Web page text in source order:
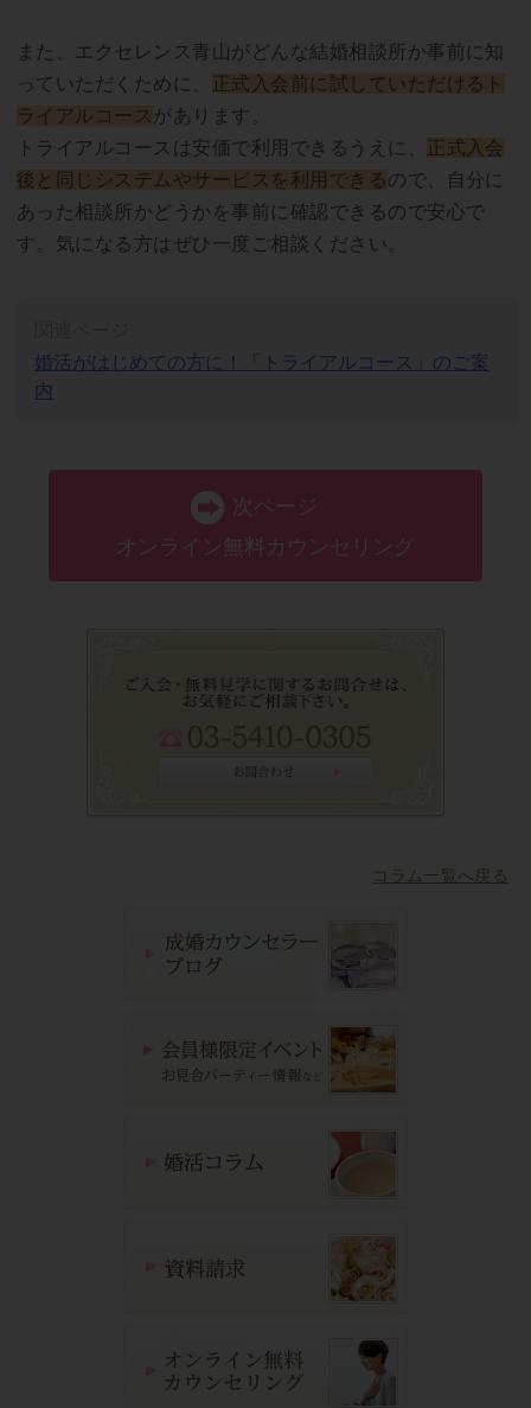
また、エクセレンス青山がどんな結婚相談所か事前に知
っていただくために、 正式入会前に試していただけるト
ライアルコース があります。
トライアルコースは安価で利用できるうえに、 正式入会
後と同じシステムやサービスを利用できるので、自分に
あった相談所かどうかを事前に確認できるので安心で
す。気になる方はぜひ一度ご相談ください。
婚活がはじめての方に！「トライアルコース」のご案
内
次ページ
オンライン無料カウンセリング
コラム一覧へ戻る